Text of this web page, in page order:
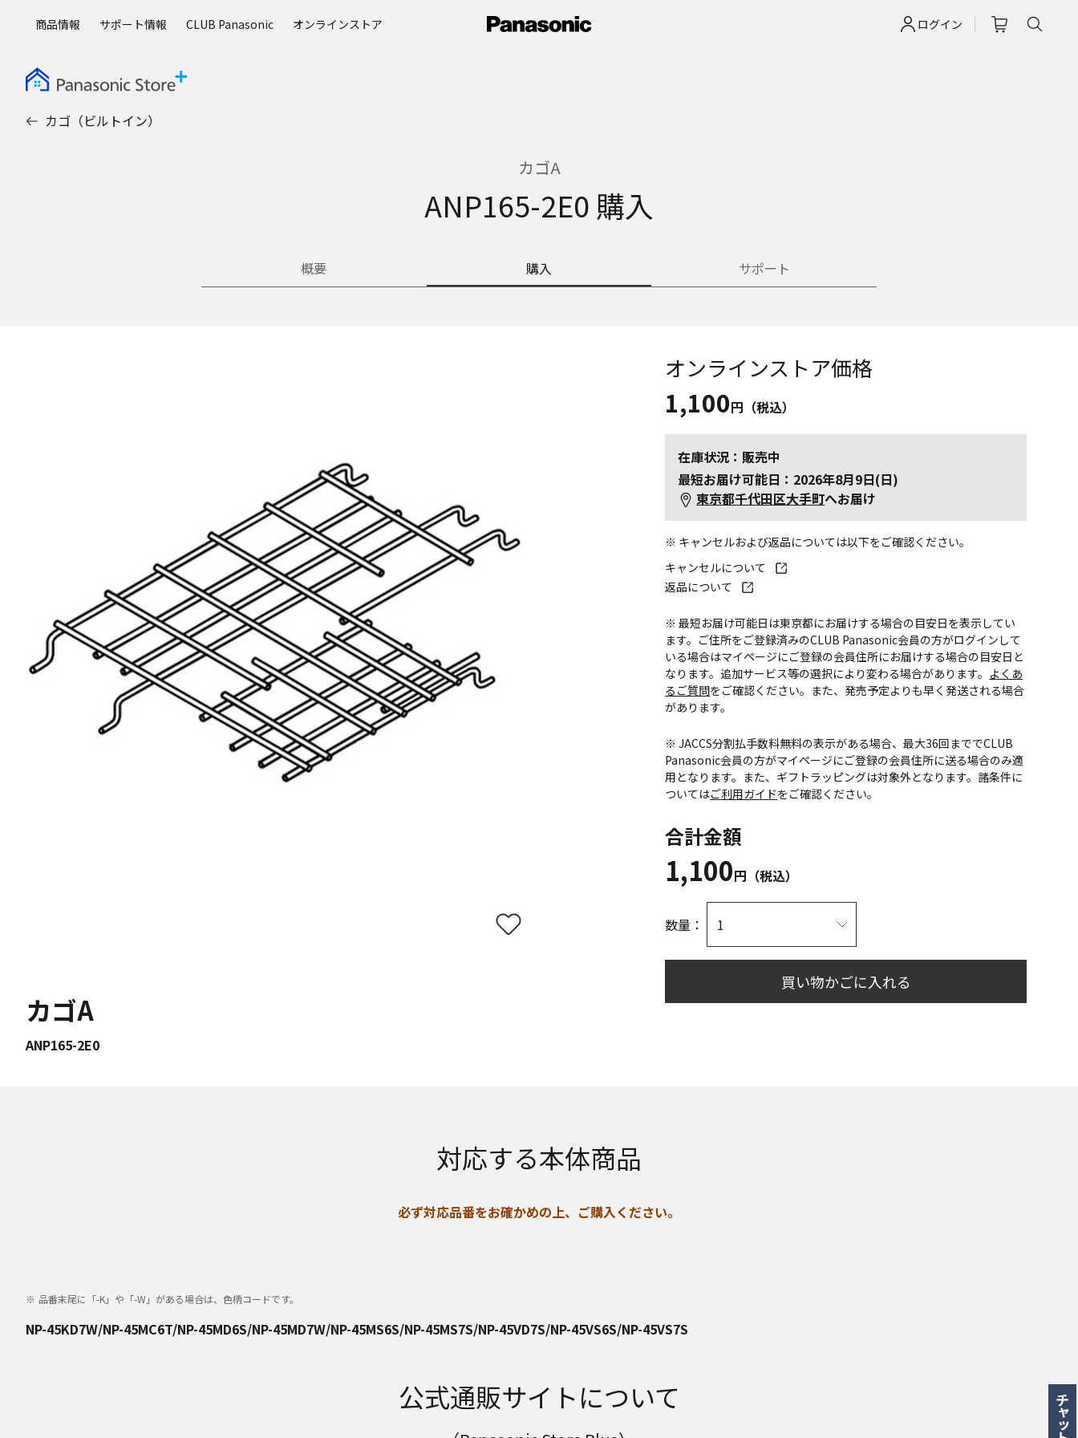
ログイン
商品情報 サポート情報 CLUB Panasonic オンラインストア
カゴ（ビルトイン）
カゴA
ANP165-2E0 購入
概要 購入 サポート
カゴA
ANP165-2E0
オンラインストア価格
1,100円（税込）
在庫状況：販売中
最短お届け可能日：2026年8月9日(日)
東京都千代田区大手町へお届け
※ キャンセルおよび返品については以下をご確認ください。
キャンセルについて
返品について
※ 最短お届け可能日は東京都にお届けする場合の目安日を表示してい
ます。ご住所をご登録済みのCLUB Panasonic会員の方がログインして
いる場合はマイページにご登録の会員住所にお届けする場合の目安日と
なります。追加サービス等の選択により変わる場合があります。 よくあ
るご質問をご確認ください。また、発売予定よりも早く発送される場合
があります。
※ JACCS分割払手数料無料の表示がある場合、最大36回まででCLUB
Panasonic会員の方がマイページにご登録の会員住所に送る場合のみ適
用となります。また、ギフトラッピングは対象外となります。諸条件に
ついてはご利用ガイドをご確認ください。
合計金額
1,100円（税込）
数量：
買い物かごに入れる
対応する本体商品
必ず対応品番をお確かめの上、ご購入ください。
品番末尾に「-K」や「-W」がある場合は、色柄コードです。
NP-45KD7W/NP-45MC6T/NP-45MD6S/NP-45MD7W/NP-45MS6S/NP-45MS7S/NP-45VD7S/NP-45VS6S/NP-45VS7S
公式通販サイトについて